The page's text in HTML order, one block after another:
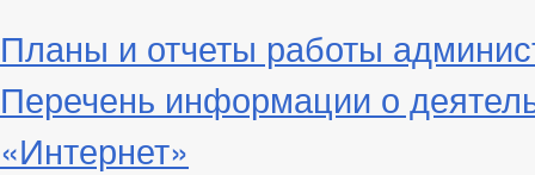
Планы и отчеты работы
Перечень информации о
«Интернет»